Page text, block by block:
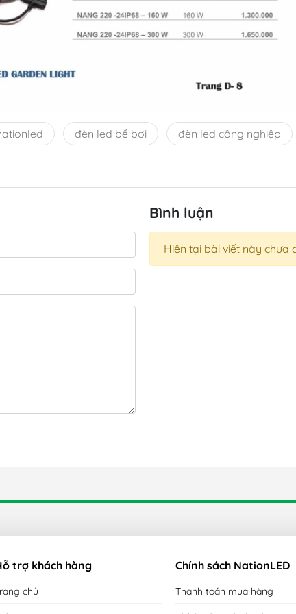
đèn led bể bơi
đèn led công nghiệp
Bình luận
Hiện tại bài viết này chưa
trợ khách hàng
chủ
Chính sách NationLED
Thanh toán mua hàng